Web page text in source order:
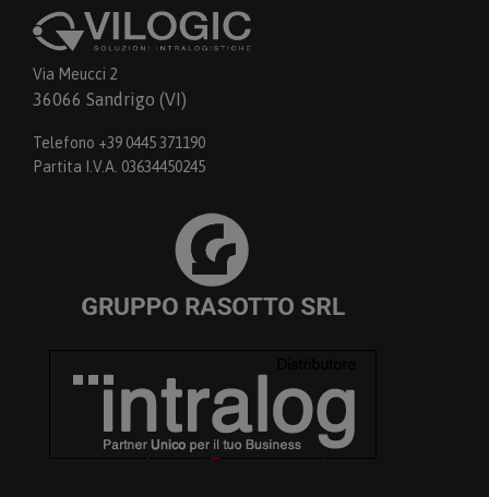
Via Meucci 2
36066 Sandrigo (VI)
Telefono +39 0445 371190
Partita I.V.A. 03634450245